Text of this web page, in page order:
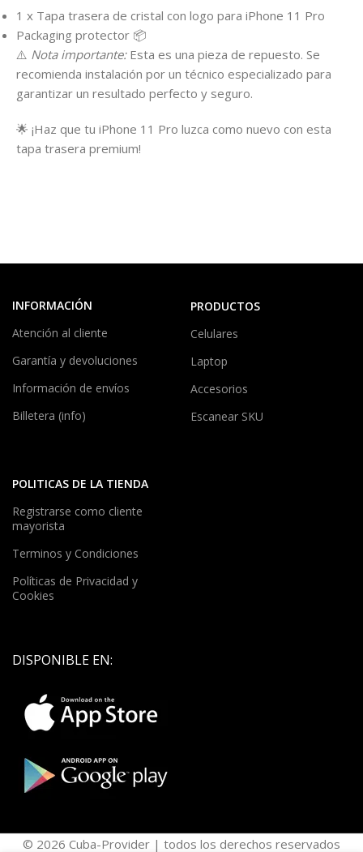
1 x Tapa trasera de cristal con logo para iPhone 11 Pro
Packaging protector 📦
⚠️ Nota importante:Esta es una pieza de repuesto. Se
recomienda instalación por un técnico especializado para
garantizar un resultado perfecto y seguro.
🌟 ¡Haz que tu iPhone 11 Pro luzca como nuevo con esta
tapa trasera premium!
INFORMACIÓN
Atención al cliente
Garantía y devoluciones
Información de envíos
Billetera (info)
PRODUCTOS
Celulares
Laptop
Accesorios
Escanear SKU
POLITICAS DE LA TIENDA
Registrarse como cliente
mayorista
Terminos y Condiciones
Políticas de Privacidad y
Cookies
DISPONIBLE EN:
© 2026 Cuba-Provider | todos los derechos reservados